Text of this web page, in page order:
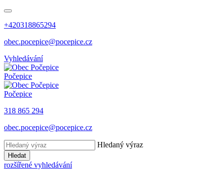
+420318865294
obec.pocepice@pocepice.cz
Vyhledávání
Počepice
Počepice
318 865 294
obec.pocepice@pocepice.cz
Hledaný výraz
Hledat
rozšířené vyhledávání